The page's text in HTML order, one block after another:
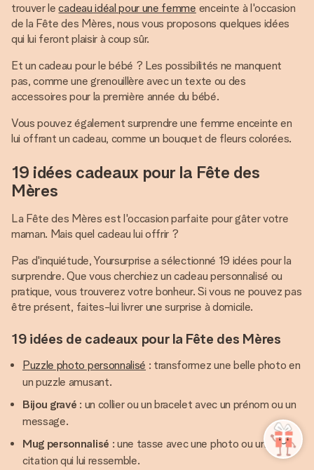
trouver lecadeau idéal pour une femme enceinte à l'occasion
de la Fête des Mères, nous vous proposons quelques idées
qui lui feront plaisir à coup sûr.
Et un cadeau pour le bébé ? Les possibilités ne manquent
pas, comme une grenouillère avec un texte ou des
accessoires pour la première année du bébé.
Vous pouvez également surprendre une femme enceinte en
lui offrant un cadeau, comme un bouquet de fleurs colorées.
19 idées cadeaux pour la Fête des
Mères
La Fête des Mères est l'occasion parfaite pour gâter votre
maman. Mais quel cadeau lui offrir ?
Pas d'inquiétude, Yoursurprise a sélectionné 19 idées pour la
surprendre. Que vous cherchiez un cadeau personnalisé ou
pratique, vous trouverez votre bonheur. Si vous ne pouvez pas
être présent, faites-lui livrer une surprise à domicile.
19 idées de cadeaux pour la Fête des Mères
Puzzle photo personnalisé : transformez une belle photo en
un puzzle amusant.
Bijou gravé : un collier ou un bracelet avec un prénom ou un
message.
Mug personnalisé : une tasse avec une photo ou une
citation qui lui ressemble.